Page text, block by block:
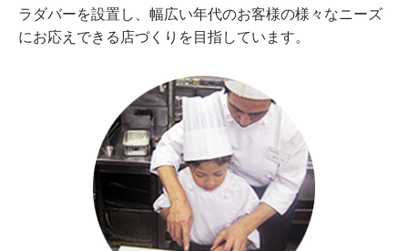
ラダバーを設置し、幅広い年代のお客様の様々なニーズ
にお応えできる店づくりを目指しています。